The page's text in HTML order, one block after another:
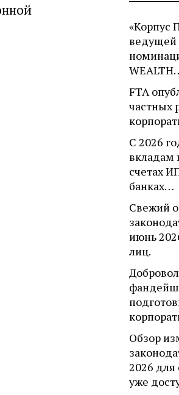
«Корпус
ведущей
FTA
частных
С 2026
вкладам
счетах
банках…
Свежий
июнь
лиц.
Обзор
2026
уже